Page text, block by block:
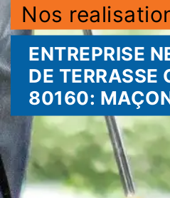
Nos
ENTREPRISE
DE TERRASSE
80160: